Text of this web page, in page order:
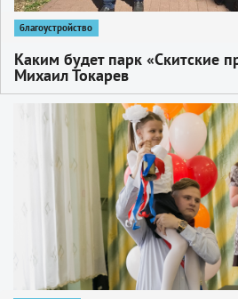
благоустройство
Каким будет парк «Скитские
Михаил Токарев